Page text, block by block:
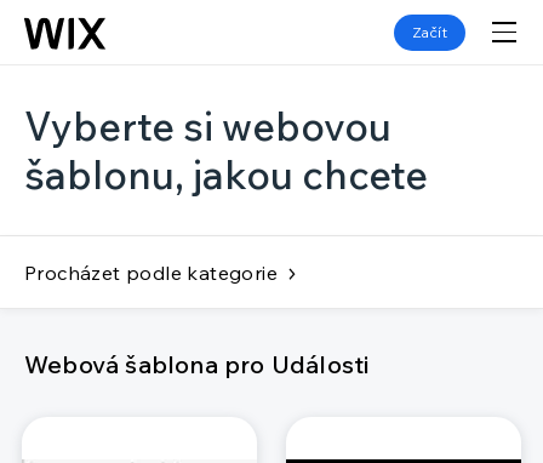
Začít
Vyberte si webovou
šablonu, jakou chcete
Procházet podle kategorie
Webová šablona pro Události